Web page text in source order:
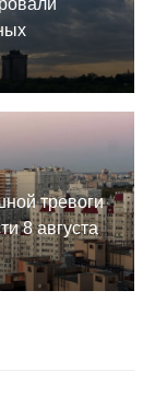
тревоги
8 августа